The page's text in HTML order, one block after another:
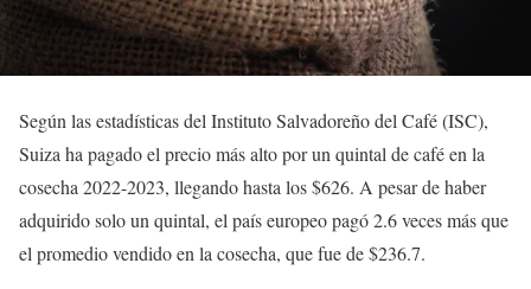
Según las estadísticas del Instituto Salvadoreño del Café (ISC),
Suiza ha pagado el precio más alto por un quintal de café en la
cosecha 2022-2023, llegando hasta los $626. A pesar de haber
adquirido solo un quintal, el país europeo pagó 2.6 veces más que
el promedio vendido en la cosecha, que fue de $236.7.